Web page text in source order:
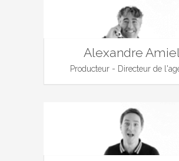
Alexandre Amiel
Producteur - Directeur de